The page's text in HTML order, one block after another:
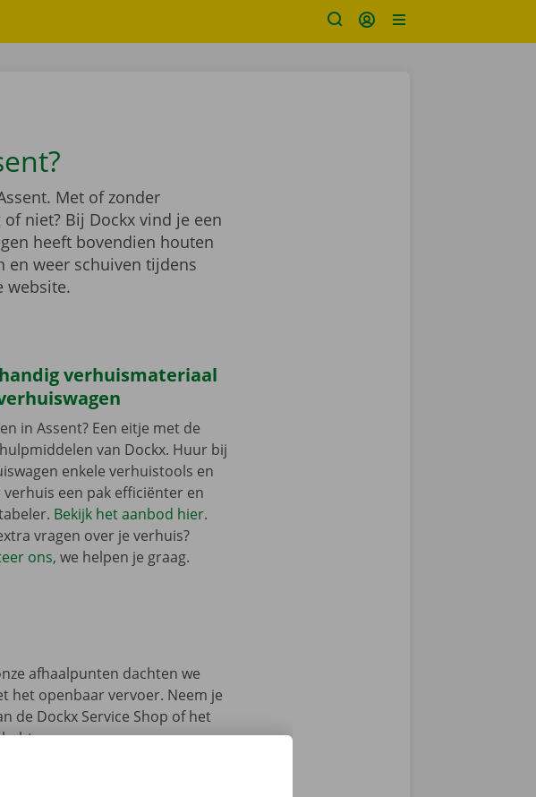
Met of zonder
niet? Bij Dockx vind je een
heeft bovendien houten
weer schuiven tijdens
website.
verhuismateriaal
in Assent? Een eitje met de
van Dockx. Huur bij
enkele verhuistools en
verhuis een pak efficiënter en
Bekijk het aanbod hier.
vragen over je verhuis?
ons, we helpen je graag.
afhaalpunten dachten we
het openbaar vervoer. Neem je
de Dockx Service Shop of het